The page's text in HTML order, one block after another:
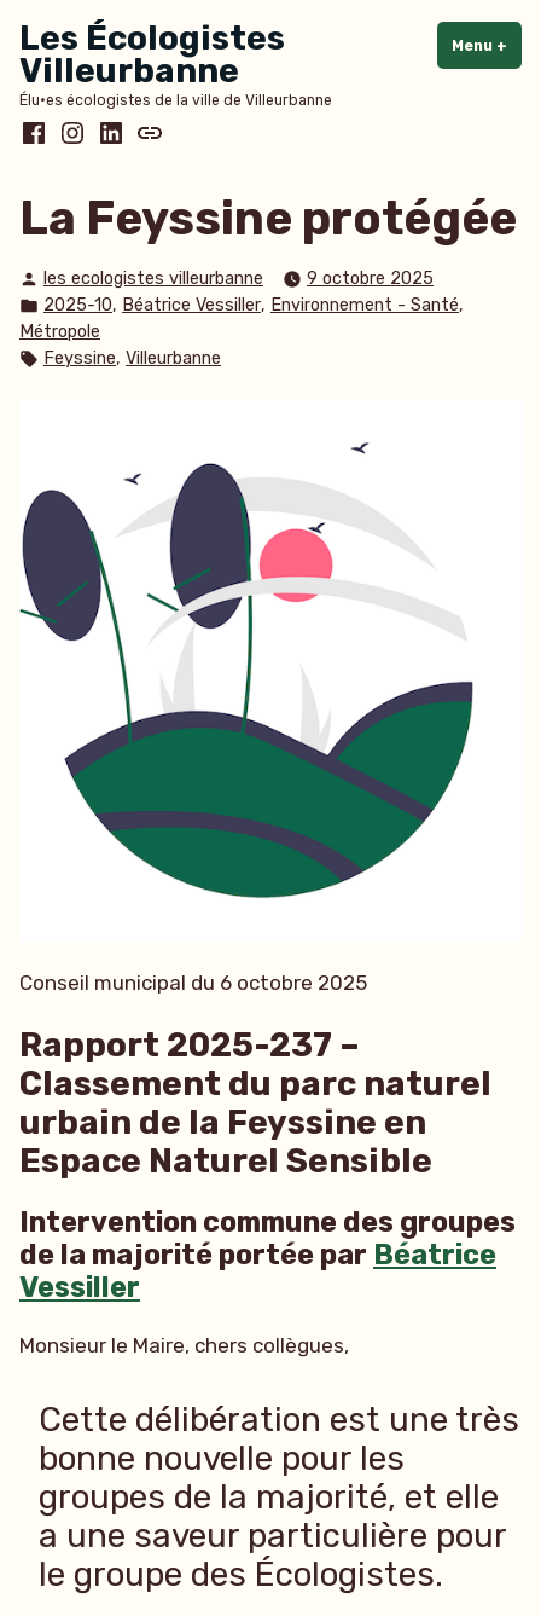
au
contenu
Les Écologistes
Villeurbanne
Élu·es écologistes de la ville de Villeurbanne
Menu +
Facebook
Instagram
LinkedInBluesky
La Feyssine protégée
Publié
par
les ecologistes villeurbanne
9 octobre 2025
Publié
dans
2025-10, Béatrice Vessiller, Environnement - Santé,
Métropole
Étiquettes :
Feyssine, Villeurbanne
Conseil municipal du 6 octobre 2025
Rapport 2025-237 –
Classement du parc naturel
urbain de la Feyssine en
Espace Naturel Sensible
Intervention commune des groupes
de la majorité portée par Béatrice
Vessiller
Monsieur le Maire, chers collègues,
Cette délibération est une très
bonne nouvelle pour les
groupes de la majorité, et elle
a une saveur particulière pour
le groupe des Écologistes.